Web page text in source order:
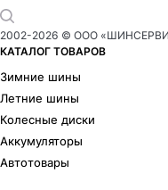
Бренды
Ikon
Formula
Hankook
Goodyear
Bars
Delinte
2002-2026 © ООО
КАТАЛОГ ТОВАРОВ
Зимние шины
Летние шины
Колесные диски
Аккумуляторы
Автотовары